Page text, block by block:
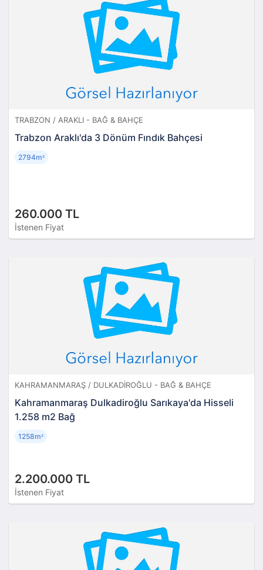
TRABZON / ARAKLI - BAĞ & BAHÇE
Trabzon Araklı'da 3 Dönüm Fındık Bahçesi
260.000 TL
İstenen Fiyat
2794m²
KAHRAMANMARAŞ / DULKADIROĞLU - BAĞ & BAHÇE
Kahramanmaraş Dulkadiroğlu Sarıkaya'da Hisseli
1.258 m2 Bağ
2.200.000 TL
İstenen Fiyat
1258m²